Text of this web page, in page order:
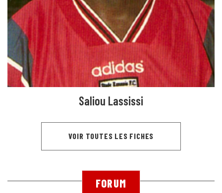
Saliou Lassissi
VOIR TOUTES LES FICHES
FORUM